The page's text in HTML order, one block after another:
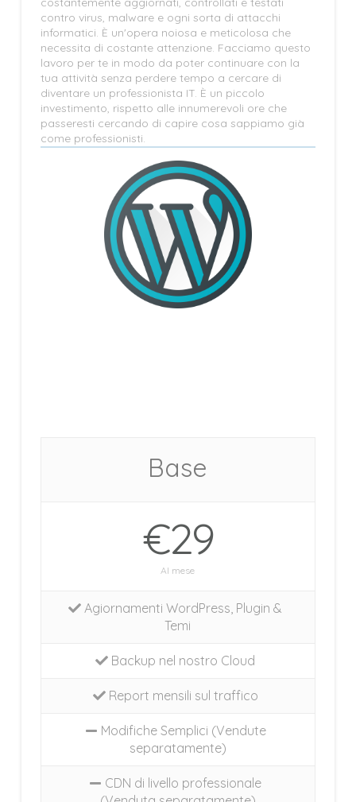
contro virus, malware e ogni sorta di attacchi
informatici. È un'opera noiosa e meticolosa che
necessita di costante attenzione. Facciamo questo
lavoro per te in modo da poter continuare con la
tua attività senza perdere tempo a cercare di
diventare un professionista IT. È un piccolo
investimento, rispetto alle innumerevoli ore che
passeresti cercando di capire cosa sappiamo già
come professionisti.
Base
€29
Al mese
Agiornamenti WordPress, Plugin &
Temi
Backup nel nostro Cloud
Report mensili sul traffico
Modifiche Semplici (Vendute
separatamente)
CDN di livello professionale